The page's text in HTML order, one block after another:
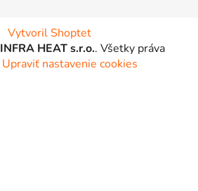
Vytvoril Shoptet
INFRA HEAT s.r.o.. Všetky práva
Upraviť nastavenie cookies